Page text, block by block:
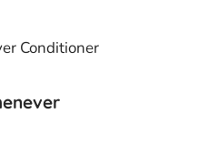
Conditioner